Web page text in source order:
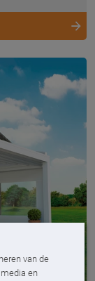
van de
en